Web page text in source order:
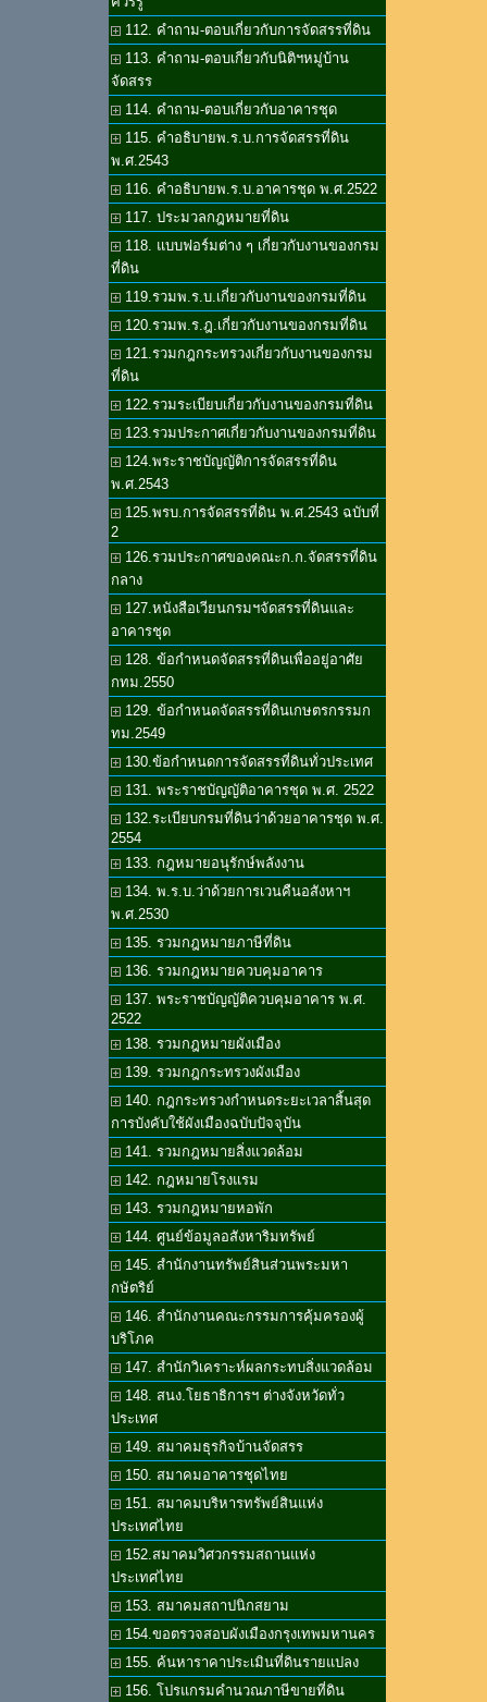
112. คำถาม-ตอบเกี่ยวกับการจัดสรรที่ดิน
113. คำถาม-ตอบเกี่ยวกับนิติฯหมู่บ้าน
จัดสรร
114. คำถาม-ตอบเกี่ยวกับอาคารชุด
115. คำอธิบายพ.ร.บ.การจัดสรรที่ดิน
พ.ศ.2543
116. คำอธิบายพ.ร.บ.อาคารชุด พ.ศ.2522
117. ประมวลกฎหมายที่ดิน
118. แบบฟอร์มต่าง ๆ เกี่ยวกับงานของกรม
ที่ดิน
119.รวมพ.ร.บ.เกี่ยวกับงานของกรมที่ดิน
120.รวมพ.ร.ฎ.เกี่ยวกับงานของกรมที่ดิน
121.รวมกฎกระทรวงเกี่ยวกับงานของกรม
ที่ดิน
122.รวมระเบียบเกี่ยวกับงานของกรมที่ดิน
123.รวมประกาศเกี่ยวกับงานของกรมที่ดิน
124.พระราชบัญญัติการจัดสรรที่ดิน
พ.ศ.2543
125.พรบ.การจัดสรรที่ดิน พ.ศ.2543 ฉบับที่
2
126.รวมประกาศของคณะก.ก.จัดสรรที่ดิน
กลาง
127.หนังสือเวียนกรมฯจัดสรรที่ดินและ
อาคารชุด
128. ข้อกำหนดจัดสรรที่ดินเพื่ออยู่อาศัย
กทม.2550
129. ข้อกำหนดจัดสรรที่ดินเกษตรกรรมก
ทม.2549
130.ข้อกำหนดการจัดสรรที่ดินทั่วประเทศ
131. พระราชบัญญัติอาคารชุด พ.ศ. 2522
132.ระเบียบกรมที่ดินว่าด้วยอาคารชุด พ.ศ.
2554
133. กฎหมายอนุรักษ์พลังงาน
134. พ.ร.บ.ว่าด้วยการเวนคืนอสังหาฯ
พ.ศ.2530
135. รวมกฎหมายภาษีที่ดิน
136. รวมกฎหมายควบคุมอาคาร
137. พระราชบัญญัติควบคุมอาคาร พ.ศ.
2522
138. รวมกฎหมายผังเมือง
139. รวมกฎกระทรวงผังเมือง
140. กฎกระทรวงกำหนดระยะเวลาสิ้นสุด
การบังคับใช้ผังเมืองฉบับปัจจุบัน
141. รวมกฎหมายสิ่งแวดล้อม
142. กฎหมายโรงแรม
143. รวมกฎหมายหอพัก
144. ศูนย์ข้อมูลอสังหาริมทรัพย์
145. สำนักงานทรัพย์สินส่วนพระมหา
กษัตริย์
146. สำนักงานคณะกรรมการคุ้มครองผู้
บริโภค
147. สำนักวิเคราะห์ผลกระทบสิ่งแวดล้อม
148. สนง.โยธาธิการฯ ต่างจังหวัดทั่ว
ประเทศ
149. สมาคมธุรกิจบ้านจัดสรร
150. สมาคมอาคารชุดไทย
151. สมาคมบริหารทรัพย์สินแห่ง
ประเทศไทย
152.สมาคมวิศวกรรมสถานแห่ง
ประเทศไทย
153. สมาคมสถาปนิกสยาม
154.ขอตรวจสอบผังเมืองกรุงเทพมหานคร
155. ค้นหาราคาประเมินที่ดินรายแปลง
156. โปรแกรมคำนวณภาษีขายที่ดิน